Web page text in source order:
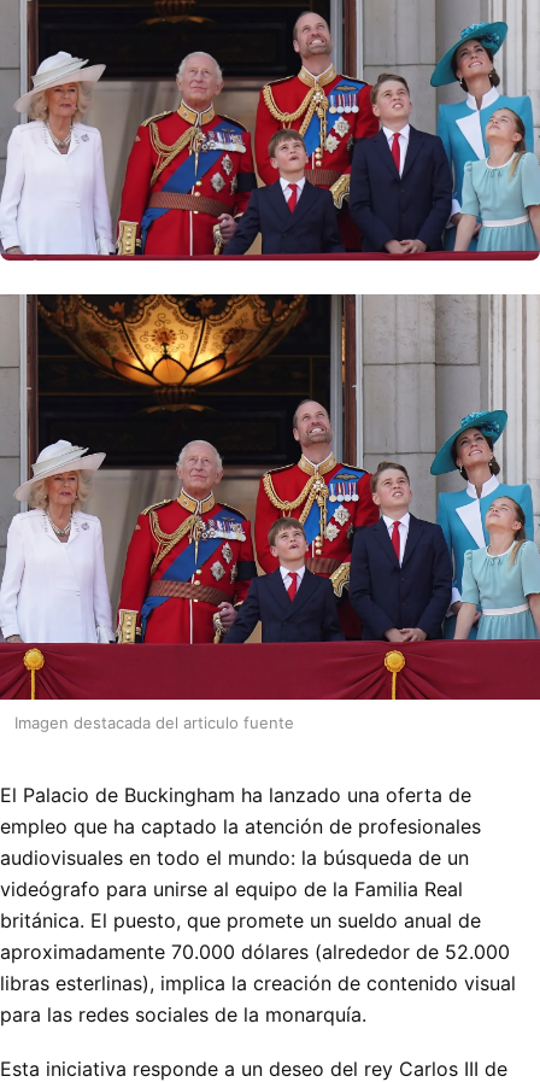
Imagen destacada del articulo fuente
El Palacio de Buckingham ha lanzado una oferta de
empleo que ha captado la atención de profesionales
audiovisuales en todo el mundo: la búsqueda de un
videógrafo para unirse al equipo de la Familia Real
británica. El puesto, que promete un sueldo anual de
aproximadamente 70.000 dólares (alrededor de 52.000
libras esterlinas), implica la creación de contenido visual
para las redes sociales de la monarquía.
Esta iniciativa responde a un deseo del rey Carlos III de